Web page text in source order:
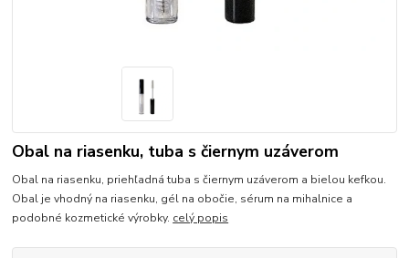
Obal na riasenku, tuba s čiernym uzáverom
Obal na riasenku, priehľadná tuba s čiernym uzáverom a bielou kefkou.
Obal je vhodný na riasenku, gél na obočie, sérum na mihalnice a
podobné kozmetické výrobky. celý popis